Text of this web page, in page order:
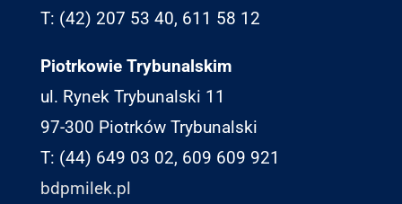
T: (42) 207 53 40, 611 58 12
Piotrkowie Trybunalskim
ul. Rynek Trybunalski 11
97-300 Piotrków Trybunalski
T: (44) 649 03 02, 609 609 921
bdpmilek.pl